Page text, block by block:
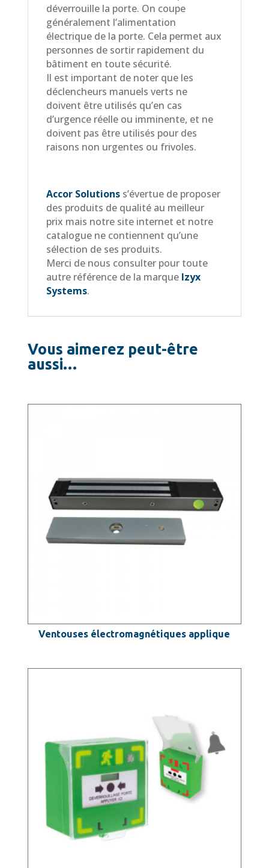
déverrouille la porte. On coupe
généralement l’alimentation
électrique de la porte. Cela permet aux
personnes de sortir rapidement du
bâtiment en toute sécurité.
Il est important de noter que les
déclencheurs manuels verts ne
doivent être utilisés qu’en cas
d’urgence réelle ou imminente, et ne
doivent pas être utilisés pour des
raisons non urgentes ou frivoles.
Accor Solutionss’évertue de proposer
des produits de qualité au meilleur
prix mais notre site internet et notre
catalogue ne contiennent qu’une
sélection de ses produits.
Merci de nous consulter pour toute
autre référence de la marque Izyx
Systems.
Vous aimerez peut-être
aussi…
Ventouses électromagnétiques applique